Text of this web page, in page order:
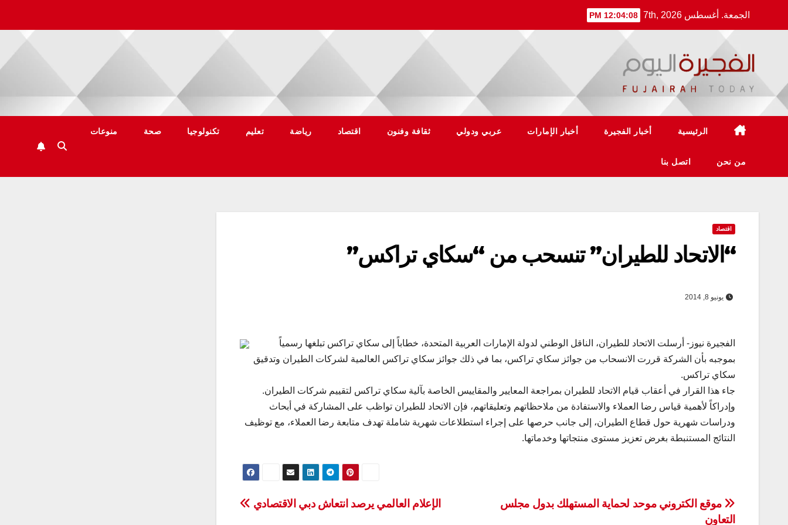
الجمعة. أغسطس 7th, 2026 12:04:09 PM
الرئيسية أخبار الفجيرة أخبار الإمارات عربي ودولي ثقافة وفنون اقتصاد رياضة تعليم تكنولوجيا صحة منوعات
من نحن اتصل بنا
اقتصاد
“الاتحاد للطيران” تنسحب من “سكاي تراكس”
يونيو 8, 2014
الفجيرة نيوز- أرسلت الاتحاد للطيران، الناقل الوطني لدولة الإمارات العربية المتحدة، خطاباً إلى سكاي تراكس تبلغها رسمياً
بموجبه بأن الشركة قررت الانسحاب من جوائز سكاي تراكس، بما في ذلك جوائز سكاي تراكس العالمية لشركات الطيران وتدقيق
سكاي تراكس.
جاء هذا القرار في أعقاب قيام الاتحاد للطيران بمراجعة المعايير والمقاييس الخاصة بآلية سكاي تراكس لتقييم شركات الطيران.
وإدراكاً لأهمية قياس رضا العملاء والاستفادة من ملاحظاتهم وتعليقاتهم، فإن الاتحاد للطيران تواظب على المشاركة في أبحاث
ودراسات شهرية حول قطاع الطيران، إلى جانب حرصها على إجراء استطلاعات شهرية شاملة تهدف متابعة رضا العملاء، مع توظيف
النتائج المستنبطة بغرض تعزيز مستوى منتجاتها وخدماتها.
تصفّح
الإعلام العالمي يرصد انتعاش دبي الاقتصادي
موقع الكتروني موحد لحماية المستهلك بدول مجلس
التعاون